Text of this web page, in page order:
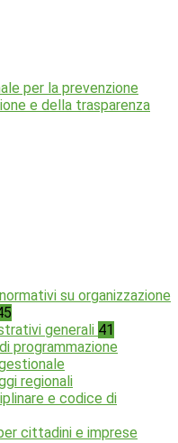
per la prevenzione
e della trasparenza
su organizzazione
generali 41
programmazione
regionali
e codice di
cittadini e imprese